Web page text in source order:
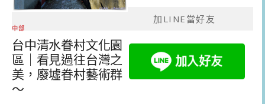
中部
台中清水眷村文化園
區｜看見過往台灣之
美，廢墟眷村藝術群
～
加LINE當好友